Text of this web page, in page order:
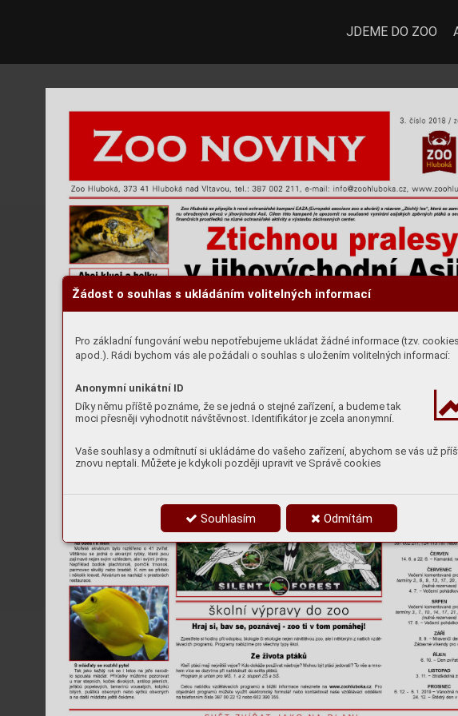
Žádost o souhlas s ukládáním volitelných informací
Pro základní fungování webu nepotřebujeme ukládat žádné informace (tzv.
apod.). Rádi bychom vás ale požádali o souhlas s uložením volitelných informací:
Anonymní unikátní ID
Díky němu příště poznáme, že se jedná o stejné zařízení, a budeme tak
moci přesněji vyhodnotit návštěvnost. Identifikátor je zcela anonymní.
Vaše souhlasy a odmítnutí si ukládáme do vašeho zařízení, abychom se vás už
znovu neptali. Můžete je kdykoli později upravit ve Správě cookies
Souhlasím Odmítám
JDEME DO ZOO